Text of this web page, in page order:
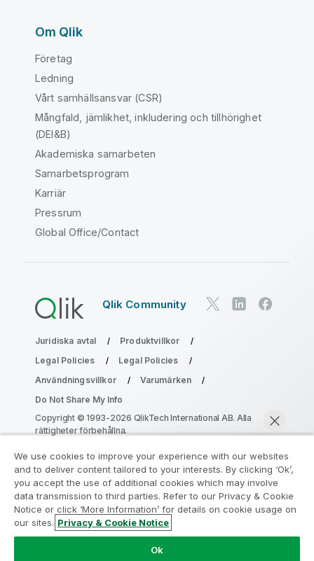
Om Qlik
Företag
Ledning
Vårt samhällsansvar (CSR)
Mångfald, jämlikhet, inkludering och tillhörighet
(DEI&B)
Akademiska samarbeten
Samarbetsprogram
Karriär
Pressrum
Global Office/Contact
Qlik Community
Juridiska avtal
Produktvillkor
Legal Policies
Legal Policies
Användningsvillkor
Varumärken
Do Not Share My Info
Copyright © 1993-2026 QlikTech International AB. Alla
rättigheter förbehållna.
Gå med i programmet Analytics
Modernization
Modernisera utan att kompromissa med dina värdefulla
QlikView-appar med programmet för
We use cookies to improve your experience with our websites
and to deliver content tailored to your interests. By clicking ‘Ok’,
you accept the use of additional cookies which may involve
data transmission to third parties. Refer to our Privacy & Cookie
Notice or click ‘More Information’ for details on cookie usage on
our sites. Privacy & Cookie Notice
Ok